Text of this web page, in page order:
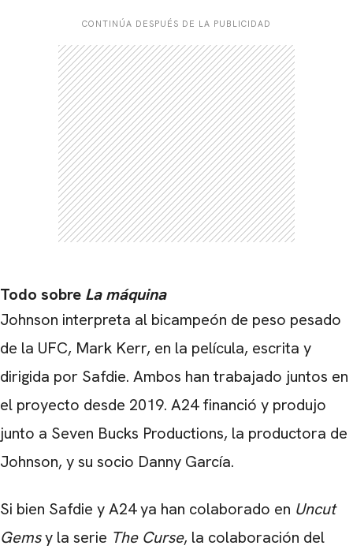
CONTINÚA DESPUÉS DE LA PUBLICIDAD
Todo sobre La máquina
Johnson interpreta al bicampeón de peso pesado
de la UFC, Mark Kerr, en la película, escrita y
dirigida por Safdie. Ambos han trabajado juntos en
el proyecto desde 2019. A24 financió y produjo
junto a Seven Bucks Productions, la productora de
Johnson, y su socio Danny García.
Si bien Safdie y A24 ya han colaborado en Uncut
Gemsy la serie The Curse, la colaboración del
CARREGANDO PUBLICIDADE